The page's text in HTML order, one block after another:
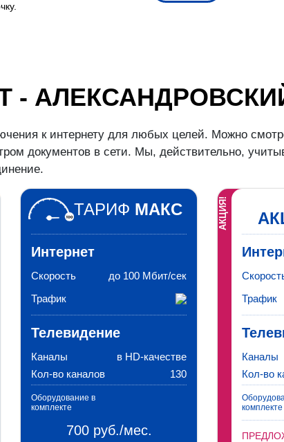
к интернету для любых целей. Можно
документов в сети. Мы, действительно,
ТАРИФ МАКС
Интернет
Скорость
до 100 Мбит/сек
Трафик
Телевидение
Каналы
в HD-качестве
Кол-во каналов
130
Оборудование в
комплекте
700 руб./мес.
АКЦИЯ!
Трафик
Каналы
Кол-во
комплекте